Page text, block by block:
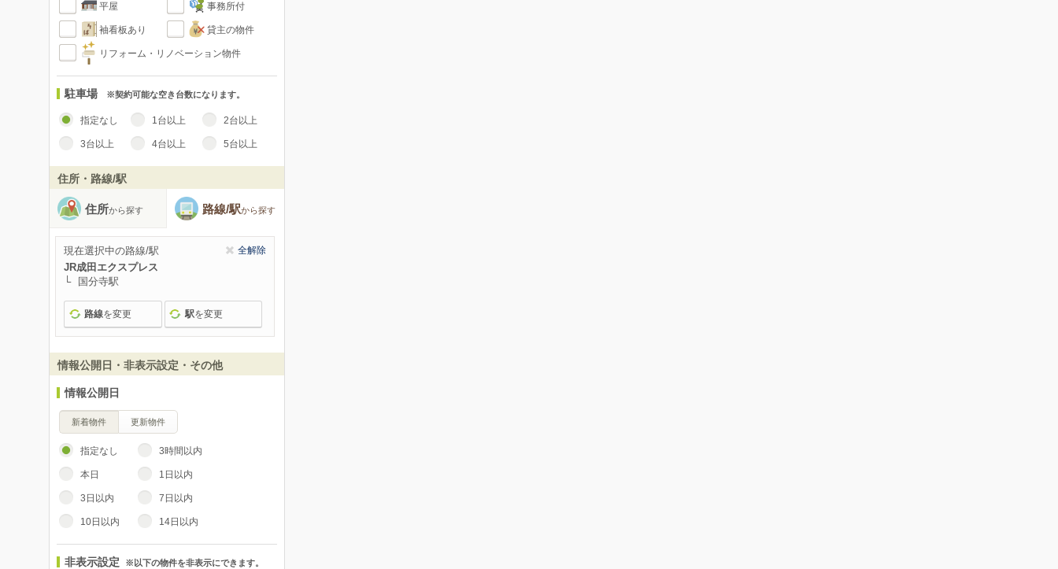
平屋 事務所付
袖看板あり 貸主の物件
リフォーム・リノベーション物件
駐車場 ※契約可能な空き台数になります。
指定なし 1台以上 2台以上
3台以上 4台以上 5台以上
住所・路線/駅
住所から探す 路線/駅から探す
現在選択中の路線/駅 全解除
JR成田エクスプレス
国分寺駅
路線を変更 駅を変更
情報公開日・非表示設定・その他
情報公開日
新着物件 更新物件
指定なし 3時間以内
本日 1日以内
3日以内 7日以内
10日以内 14日以内
非表示設定 ※以下の物件を非表示にできます。